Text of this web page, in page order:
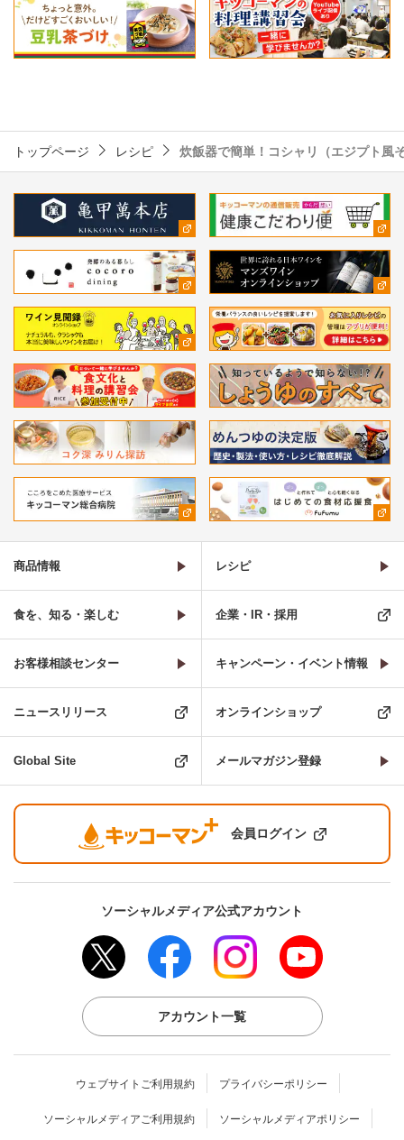
トップページ レシピ 炊飯器で簡単！コシャリ（エジプト風
商品情報 レシピ
食を、知る・楽しむ 企業・IR・採用
お客様相談センター キャンペーン・イベント情報
ニュースリリース オンラインショップ
Global Site メールマガジン登録
会員ログイン
ソーシャルメディア公式アカウント
アカウント一覧
ウェブサイトご利用規約 プライバシーポリシー
ソーシャルメディアご利用規約 ソーシャルメディアポリシー